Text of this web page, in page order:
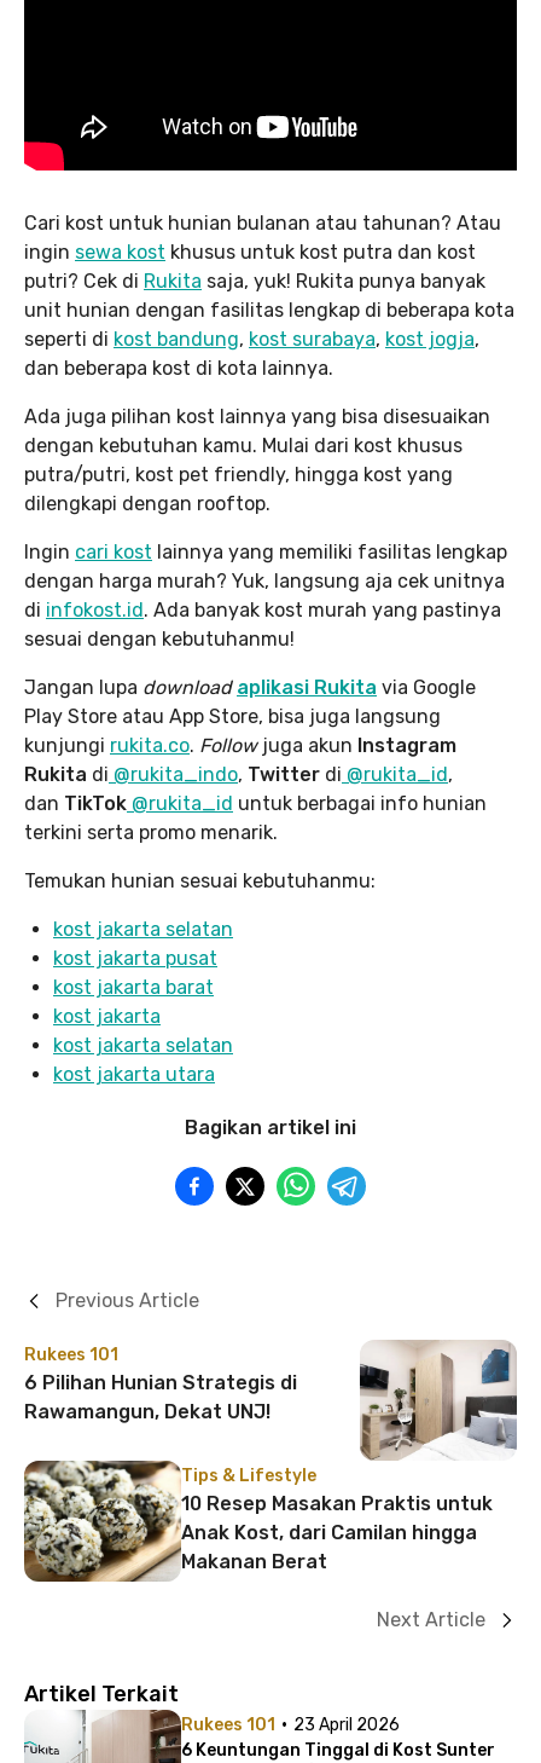
Cari kost untuk hunian bulanan atau tahunan? Atau
ingin sewa kost khusus untuk kost putra dan kost
putri? Cek di Rukita saja, yuk! Rukita punya banyak
unit hunian dengan fasilitas lengkap di beberapa kota
seperti di kost bandung, kost surabaya, kost jogja,
dan beberapa kost di kota lainnya.
Ada juga pilihan kost lainnya yang bisa disesuaikan
dengan kebutuhan kamu. Mulai dari kost khusus
putra/putri, kost pet friendly, hingga kost yang
dilengkapi dengan rooftop.
Ingin cari kost lainnya yang memiliki fasilitas lengkap
dengan harga murah? Yuk, langsung aja cek unitnya
di infokost.id . Ada banyak kost murah yang pastinya
sesuai dengan kebutuhanmu!
Jangan lupa download aplikasi Rukita via Google
Play Store atau App Store, bisa juga langsung
kunjungi rukita.co. Followjuga akun Instagram
Rukita di @rukita_indo, Twitter di @rukita_id ,
dan TikTok @rukita_id untuk berbagai info hunian
terkini serta promo menarik.
Temukan hunian sesuai kebutuhanmu:
kost jakarta selatan
kost jakarta pusat
kost jakarta barat
kost jakarta
kost jakarta selatan
kost jakarta utara
Bagikan artikel ini
Rukees 101
6 Pilihan Hunian Strategis di
Rawamangun, Dekat UNJ!
Previous Article
Tips & Lifestyle
10 Resep Masakan Praktis untuk
Anak Kost, dari Camilan hingga
Makanan Berat
Next Article
Artikel Terkait
Rukees 101 · 23 April 2026
6 Keuntungan Tinggal di Kost Sunter